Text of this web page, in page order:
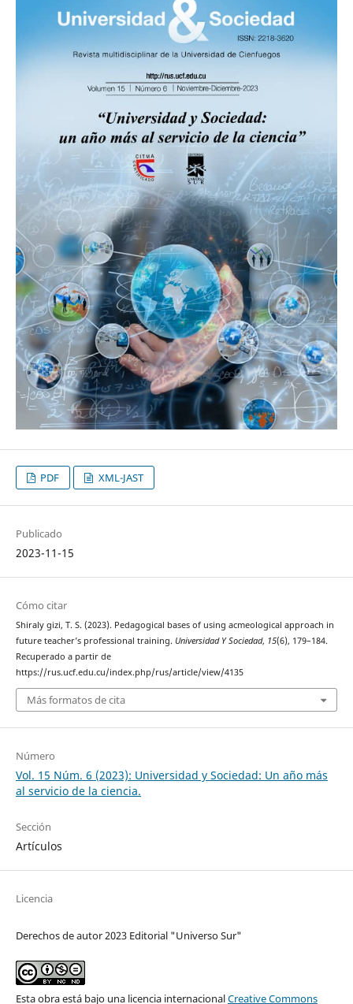
PDF XML-JAST
Publicado
2023-11-15
Cómo citar
Shiraly gizi, T. S. (2023). Pedagogical bases of using acmeological approach in
future teacher’s professional training. Universidad Y Sociedad, 15(6), 179–184.
Recuperado a partir de
https://rus.ucf.edu.cu/index.php/rus/article/view/4135
Más formatos de cita
Número
Vol. 15 Núm. 6 (2023): Universidad y Sociedad: Un año más
al servicio de la ciencia.
Sección
Artículos
Licencia
Derechos de autor 2023 Editorial "Universo Sur"
Esta obra está bajo una licencia internacionalCreative Commons